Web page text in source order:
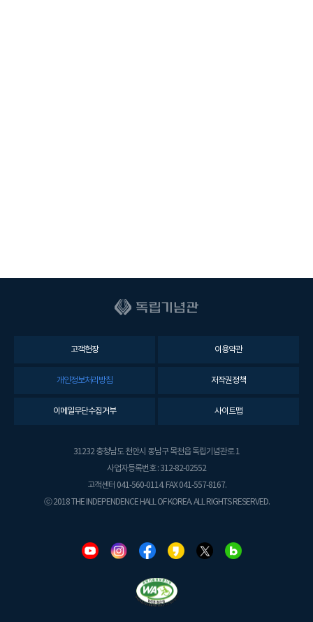
고객헌장 이용약관
개인정보처리방침 저작권정책
이메일무단수집거부 사이트맵
31232 충청남도 천안시 동남구 목천읍 독립기념관로 1
사업자등록번호 : 312-82-02552
고객센터 041-560-0114. FAX 041-557-8167.
ⓒ 2018 THE INDEPENDENCE HALL OF KOREA. ALL RIGHTS RESERVED.